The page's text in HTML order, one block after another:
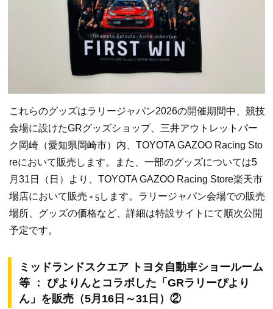
これらのグッズはラリージャパン2026の開催期間中、競技
会場に設けたGRグッズショップ、三井アウトレットパー
ク岡崎（愛知県岡崎市）内、TOYOTA GAZOO Racing Sto
reにおいて販売します。また、一部のグッズについては5
月31日（日）より、TOYOTA GAZOO Racing Store楽天市
場店において販売 ＊5 します。ラリージャパン会場での販売
場所、グッズの価格など、詳細は特設サイトにて順次公開
予定です。
ミッドランドスクエア トヨタ自動車ショールーム
等 ： ぴよりんとコラボした「GRラリーぴより
ん」を販売（5月16日～31日）②